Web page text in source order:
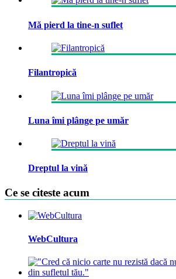
Mă pierd la tine-n suflet
Filantropică
Luna îmi plânge pe umăr
Dreptul la vină
Ce se citeste acum
WebCultura